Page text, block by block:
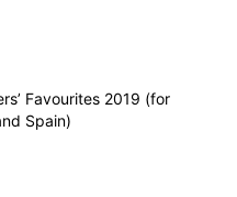
Favourites 2019 (for
Spain)